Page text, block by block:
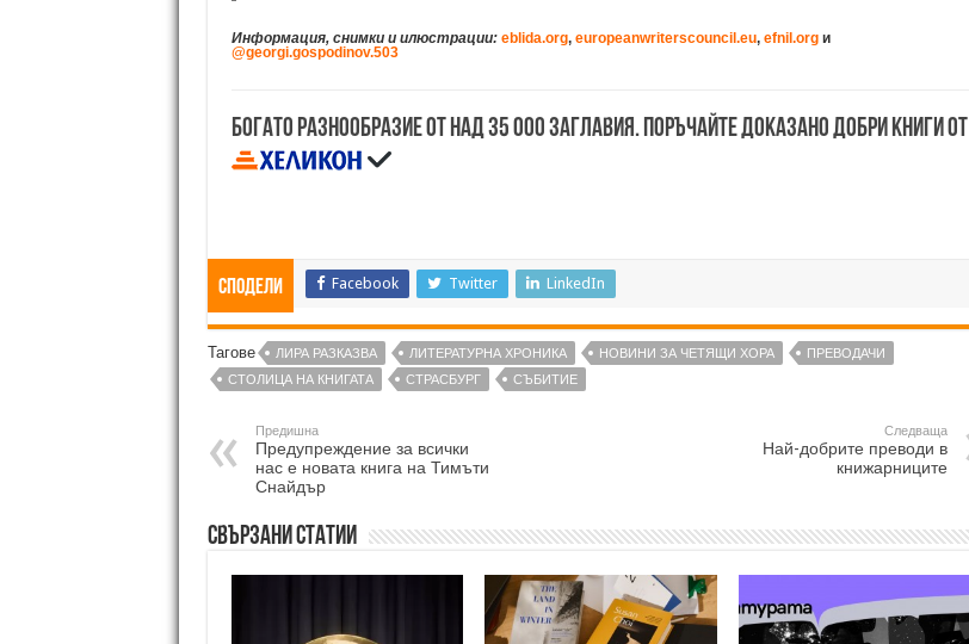
Информация, снимки и илюстрации: eblida.org, europeanwriterscouncil.eu, efnil.orgи
@georgi.gospodinov.503
Богато разнообразие от над 35 000 заглавия. Поръчайте доказано добри книги от
Сподели Facebook Twitter LinkedIn
Тагове ЛИРА РАЗКАЗВА ЛИТЕРАТУРНА ХРОНИКА НОВИНИ ЗА ЧЕТЯЩИ ХОРА
ПРЕВОДАЧИ
СТОЛИЦА НА КНИГАТА
СТРАСБУРГ СЪБИТИЕ
Предишна
Предупреждение за всички
нас е новата книга на Тимъти
Снайдър
Следваща
Най-добрите преводи в
книжарниците
Свързани статии